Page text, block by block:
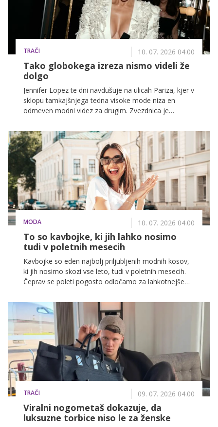
TRAČI 10. 07. 2026 04.00
Tako globokega izreza nismo videli že
dolgo
Jennifer Lopez te dni navdušuje na ulicah Pariza, kjer v
sklopu tamkajšnjega tedna visoke mode niza en
odmeven modni videz za drugim. Zvezdnica je
svojimi skrbno izbranimi stajlingi znova pritegnila vse
poglede.
MODA 10. 07. 2026 04.00
To so kavbojke, ki jih lahko nosimo
tudi v poletnih mesecih
Kavbojke so eden najbolj priljubljenih modnih kosov,
ki jih nosimo skozi vse leto, tudi v poletnih mesecih.
Čeprav se poleti pogosto odločamo za lahkotnejše
prilagodimo visokim temperaturam in sproščenemu
poletnemu slogu.
TRAČI 09. 07. 2026 04.00
Viralni nogometaš dokazuje, da
luksuzne torbice niso le za ženske